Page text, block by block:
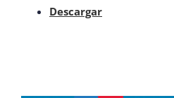
Descargar